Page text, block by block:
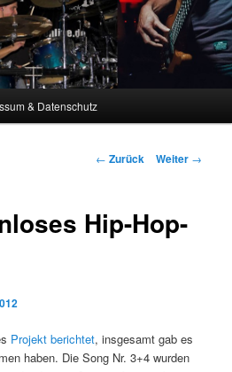
& Datenschutz
Beitrags-
← Zurück Weiter →
Hip-Hop-
Projekt berichtet, insgesamt gab es
haben. Die Song Nr. 3+4 wurden